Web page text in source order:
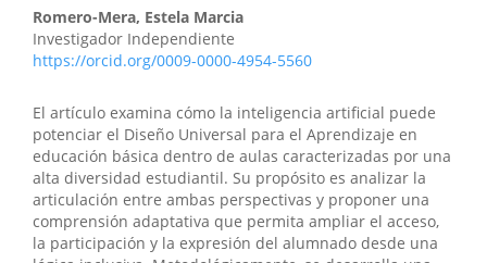
Romero-Mera, Estela Marcia
Investigador Independiente
https://orcid.org/0009-0000-4954-5560
El artículo examina cómo la inteligencia artificial puede
potenciar el Diseño Universal para el Aprendizaje en
educación básica dentro de aulas caracterizadas por una
alta diversidad estudiantil. Su propósito es analizar la
articulación entre ambas perspectivas y proponer una
comprensión adaptativa que permita ampliar el acceso,
la participación y la expresión del alumnado desde una